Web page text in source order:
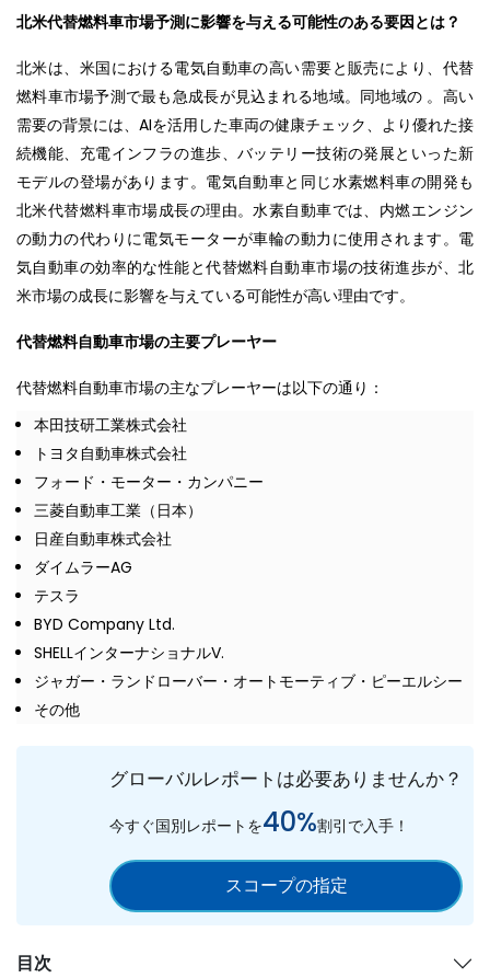
北米代替燃料車市場予測に影響を与える可能性のある要因とは？
北米は、米国における電気自動車の高い需要と販売により、代替
燃料車市場予測で最も急成長が見込まれる地域。同地域の 。高い
需要の背景には、AIを活用した車両の健康チェック、より優れた接
続機能、充電インフラの進歩、バッテリー技術の発展といった新
モデルの登場があります。電気自動車と同じ水素燃料車の開発も
北米代替燃料車市場成長の理由。水素自動車では、内燃エンジン
の動力の代わりに電気モーターが車輪の動力に使用されます。電
気自動車の効率的な性能と代替燃料自動車市場の技術進歩が、北
米市場の成長に影響を与えている可能性が高い理由です。
代替燃料自動車市場の主要プレーヤー
代替燃料自動車市場の主なプレーヤーは以下の通り：
本田技研工業株式会社
トヨタ自動車株式会社
フォード・モーター・カンパニー
三菱自動車工業（日本）
日産自動車株式会社
ダイムラーAG
テスラ
BYD Company Ltd.
SHELLインターナショナルV.
ジャガー・ランドローバー・オートモーティブ・ピーエルシー
その他
グローバルレポートは必要ありませんか？
今すぐ国別レポートを40%割引で入手！
スコープの指定
目次